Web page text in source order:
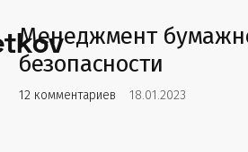
Менеджмент
безопасности
12 комментариев 18.01.2023